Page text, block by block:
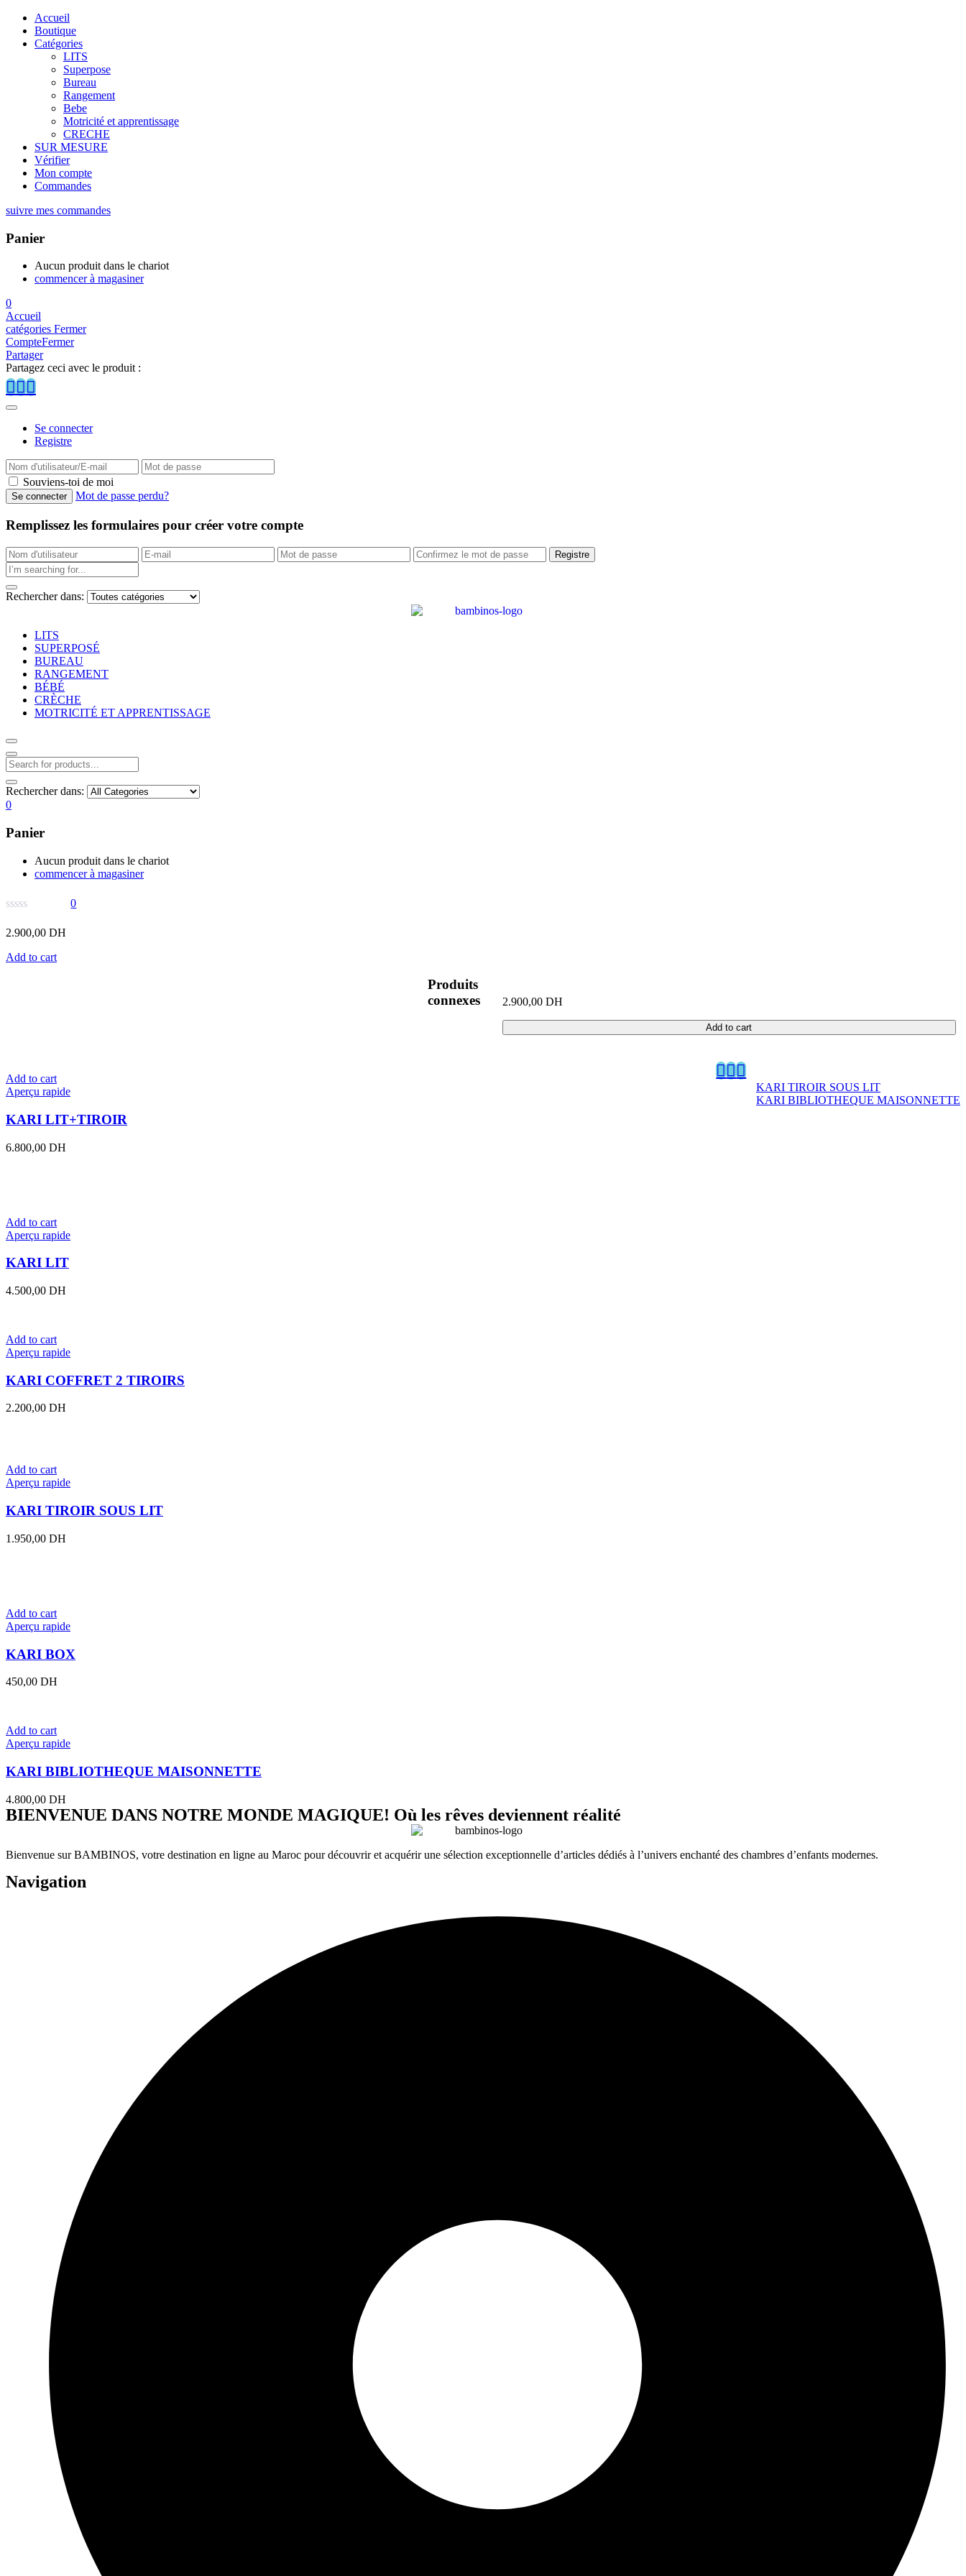
Accueil
Boutique
Catégories
LITS
Superpose
Bureau
Rangement
Bebe
Motricité et apprentissage
CRECHE
SUR MESURE
Vérifier
Mon compte
Commandes
suivre mes commandes
Panier
Aucun produit dans le chariot
commencer à magasiner
0
Accueil
catégories Fermer
CompteFermer
Partager
Partagez ceci avec le produit :
Se connecter
Registre
Souviens-toi de moi
Mot de passe perdu?
Remplissez les formulaires pour créer votre compte
Rechercher dans:
LITS
SUPERPOSÉ
BUREAU
RANGEMENT
BÉBÉ
CRÈCHE
MOTRICITÉ ET APPRENTISSAGE
Rechercher dans:
0
Panier
Aucun produit dans le chariot
commencer à magasiner
0
2.900,00 DH
Add to cart
2.900,00 DH
Add to cart
KARI TIROIR SOUS LIT
KARI BIBLIOTHEQUE MAISONNETTE
Produits
connexes
Add to cart
Aperçu rapide
KARI LIT+TIROIR
6.800,00 DH
Add to cart
Aperçu rapide
KARI LIT
4.500,00 DH
Add to cart
Aperçu rapide
KARI COFFRET 2 TIROIRS
2.200,00 DH
Add to cart
Aperçu rapide
KARI TIROIR SOUS LIT
1.950,00 DH
Add to cart
Aperçu rapide
KARI BOX
450,00 DH
Add to cart
Aperçu rapide
KARI BIBLIOTHEQUE MAISONNETTE
4.800,00 DH
BIENVENUE DANS NOTRE MONDE MAGIQUE! Où les rêves deviennent réalité
Bienvenue sur BAMBINOS, votre destination en ligne au Maroc pour découvrir et acquérir une sélection exceptionnelle d’articles dédiés à l’univers enchanté des chambres d’enfants modernes.
Navigation